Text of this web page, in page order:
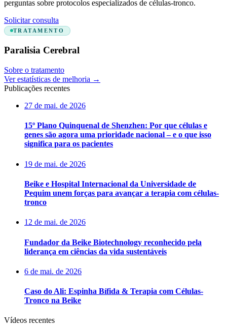
perguntas sobre protocolos especializados de células-tronco.
Solicitar consulta
TRATAMENTO
Paralisia Cerebral
Sobre o tratamento
Ver estatísticas de melhoria →
Publicações recentes
27 de mai. de 2026
15º Plano Quinquenal de Shenzhen: Por que células e
genes são agora uma prioridade nacional – e o que isso
significa para os pacientes
19 de mai. de 2026
Beike e Hospital Internacional da Universidade de
Pequim unem forças para avançar a terapia com células-
tronco
12 de mai. de 2026
Fundador da Beike Biotechnology reconhecido pela
liderança em ciências da vida sustentáveis
6 de mai. de 2026
Caso do Ali: Espinha Bífida & Terapia com Células-
Tronco na Beike
Vídeos recentes